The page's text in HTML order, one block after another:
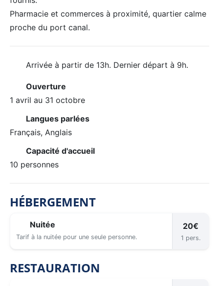
Pharmacie et commerces à proximité, quartier calme
proche du port canal.
Arrivée à partir de 13h. Dernier départ à 9h.
Ouverture
1 avril au 31 octobre
Langues parlées
Français, Anglais
Capacité d'accueil
10 personnes
HÉBERGEMENT
Nuitée
Tarif à la nuitée pour une seule personne.
20€
1 pers.
RESTAURATION